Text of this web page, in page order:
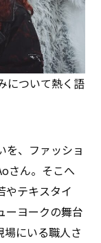
について熱く語
を、ファッショ
さん。そこへ
やテキスタイ
ーヨークの舞台
場にいる職人さ